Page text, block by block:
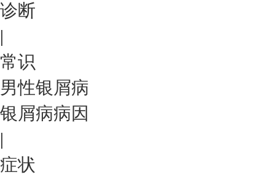
诊断
|
常识
男性银屑病
银屑病病因
|
症状